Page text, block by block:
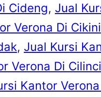
Cideng, Jual
Verona Di Cikini
, Jual Kursi
Verona Di
Kantor